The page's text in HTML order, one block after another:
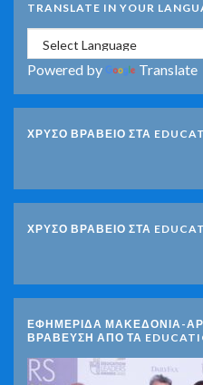
TRANSLATE IN YOUR
Powered by Translate
ΧΡΥΣΟ ΒΡΑΒΕΙΟ ΣΤΑ
ΧΡΥΣΟ ΒΡΑΒΕΙΟ ΣΤΑ
ΕΦΗΜΕΡΙΔΑ ΜΑΚΕΔΟΝΙΑ-
ΒΡΑΒΕΥΣΗ ΑΠΟ ΤΑ